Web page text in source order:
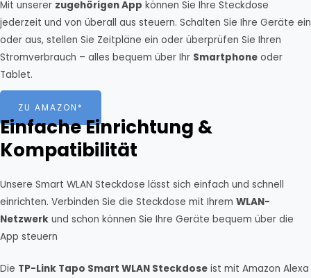
Mit unserer zugehörigen App können Sie Ihre Steckdose
jederzeit und von überall aus steuern. Schalten Sie Ihre Geräte ein
oder aus, stellen Sie Zeitpläne ein oder überprüfen Sie Ihren
Stromverbrauch – alles bequem über Ihr Smartphone oder
Tablet.
ZU AMAZON*
Einfache Einrichtung &
Kompatibilität
Unsere Smart WLAN Steckdose lässt sich einfach und schnell
einrichten. Verbinden Sie die Steckdose mit Ihrem WLAN-
Netzwerk und schon können Sie Ihre Geräte bequem über die
App steuern
Die TP-Link Tapo Smart WLAN Steckdose ist mit Amazon Alexa